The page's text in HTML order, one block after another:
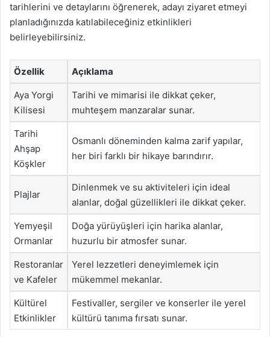
tarihlerini ve detaylarını öğrenerek, adayı ziyaret etmeyi
planladığınızda katılabileceğiniz etkinlikleri
belirleyebilirsiniz.
Özellik Açıklama
Aya Yorgi
Kilisesi
Tarihi ve mimarisi ile dikkat çeker,
muhteşem manzaralar sunar.
Tarihi
Ahşap
Köşkler
Osmanlı döneminden kalma zarif yapılar,
her biri farklı bir hikaye barındırır.
Plajlar
Dinlenmek ve su aktiviteleri için ideal
alanlar, doğal güzellikleri ile dikkat çeker.
Yemyeşil
Ormanlar
Doğa yürüyüşleri için harika alanlar,
huzurlu bir atmosfer sunar.
Restoranlar
ve Kafeler
Yerel lezzetleri deneyimlemek için
mükemmel mekanlar.
Kültürel
Etkinlikler
Festivaller, sergiler ve konserler ile yerel
kültürü tanıma fırsatı sunar.